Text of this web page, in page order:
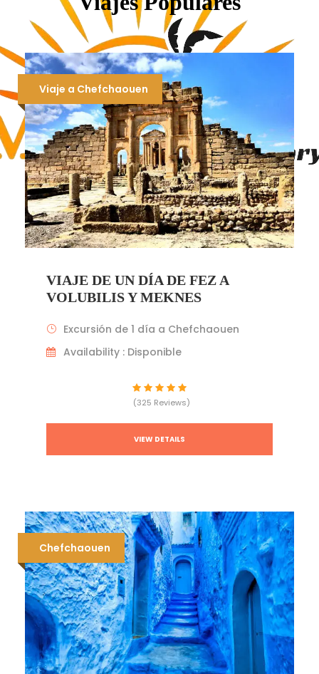
Viaje a Chefchaouen
VIAJE DE UN DÍA DE FEZ A
VOLUBILIS Y MEKNES
Excursión de 1 día a Chefchaouen
Availability : Disponible
(325 Reviews)
VIEW DETAILS
Chefchaouen